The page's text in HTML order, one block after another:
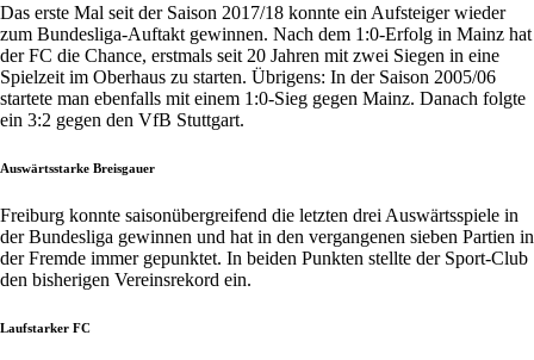
Das erste Mal seit der Saison 2017/18 konnte ein Aufsteiger wieder
zum Bundesliga-Auftakt gewinnen. Nach dem 1:0-Erfolg in Mainz hat
der FC die Chance, erstmals seit 20 Jahren mit zwei Siegen in eine
Spielzeit im Oberhaus zu starten. Übrigens: In der Saison 2005/06
startete man ebenfalls mit einem 1:0-Sieg gegen Mainz. Danach folgte
ein 3:2 gegen den VfB Stuttgart.
Auswärtsstarke Breisgauer
Freiburg konnte saisonübergreifend die letzten drei Auswärtsspiele in
der Bundesliga gewinnen und hat in den vergangenen sieben Partien in
der Fremde immer gepunktet. In beiden Punkten stellte der Sport-Club
den bisherigen Vereinsrekord ein.
Laufstarker FC